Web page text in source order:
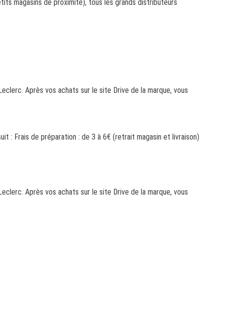
magasins de proximité), tous les grands distributeurs
Après vos achats sur le site Drive de la marque, vous
: Frais de préparation : de 3 à 6€ (retrait magasin et livraison)
Après vos achats sur le site Drive de la marque, vous